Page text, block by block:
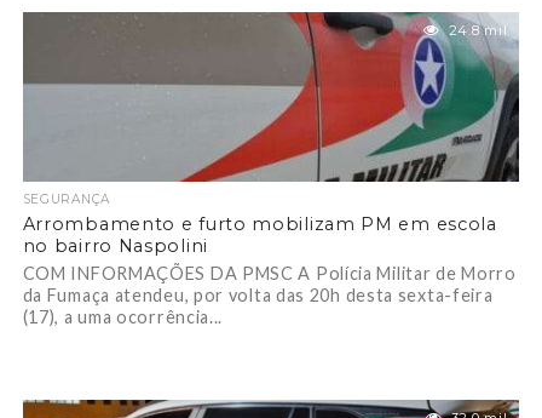
24.8 mil
SEGURANÇA
Arrombamento e furto mobilizam PM em escola
no bairro Naspolini
COM INFORMAÇÕES DA PMSC A Polícia Militar de Morro
da Fumaça atendeu, por volta das 20h desta sexta-feira
(17), a uma ocorrência...